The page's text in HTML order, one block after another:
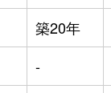
築20年
-